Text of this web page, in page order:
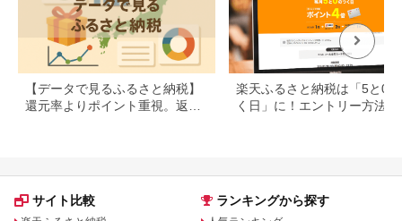
【データで見るふるさと納税】
還元率よりポイント重視。返礼
楽天ふるさと納税は「5と0
く日」に！エントリー方法や
サイト比較 ランキングから探す